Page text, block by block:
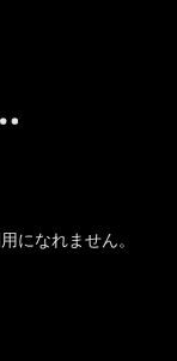
になれません。